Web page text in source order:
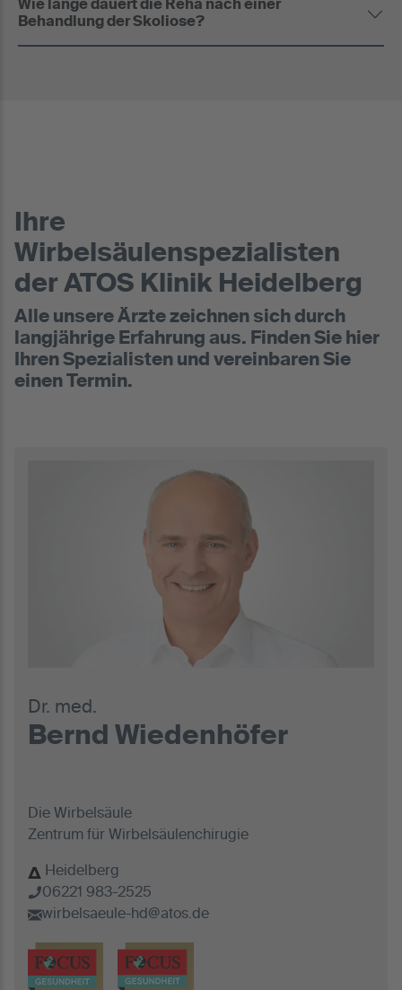
Wie lange dauert die Reha nach einer
Behandlung der Skoliose?
Ihre
Wirbelsäulenspezialisten
der ATOS Klinik Heidelberg
Alle unsere Ärzte zeichnen sich durch
langjährige Erfahrung aus. Finden Sie hier
Ihren Spezialisten und vereinbaren Sie
einen Termin.
Dr. med.
Bernd Wiedenhöfer
Die Wirbelsäule
Zentrum für Wirbelsäulenchirugie
Heidelberg
06221 983-2525
wirbelsaeule-hd@atos.de